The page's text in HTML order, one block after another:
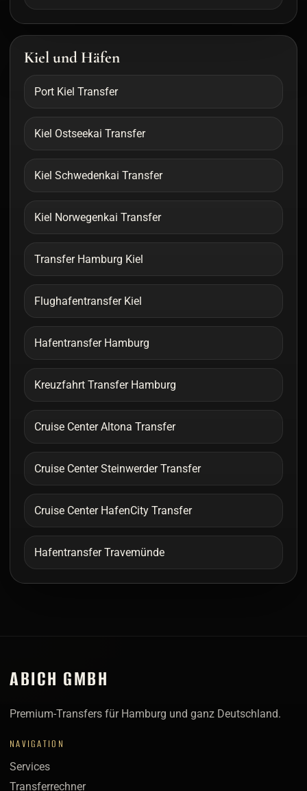
Kiel und Häfen
Port Kiel Transfer
Kiel Ostseekai Transfer
Kiel Schwedenkai Transfer
Kiel Norwegenkai Transfer
Transfer Hamburg Kiel
Flughafentransfer Kiel
Hafentransfer Hamburg
Kreuzfahrt Transfer Hamburg
Cruise Center Altona Transfer
Cruise Center Steinwerder Transfer
Cruise Center HafenCity Transfer
Hafentransfer Travemünde
ABICH GMBH
Premium-Transfers für Hamburg und ganz Deutschland.
NAVIGATION
Services
Transferrechner